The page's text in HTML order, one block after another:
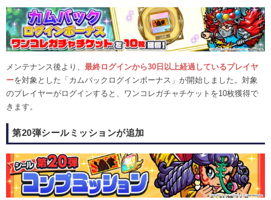
メンテナンス後より、 最終ログインから30日以上経過しているプレイヤ
ーを対象とした「カムバックログインボーナス」が開始しました。対象
のプレイヤーがログインすると、ワンコレガチャチケットを10枚獲得で
きます。
第20弾シールミッションが追加